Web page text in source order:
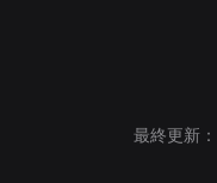
最終更新